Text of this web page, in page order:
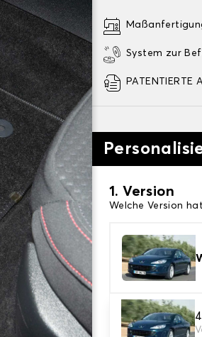
System zur
1. Version
Welche Version
2. Material
Wählen Sie das